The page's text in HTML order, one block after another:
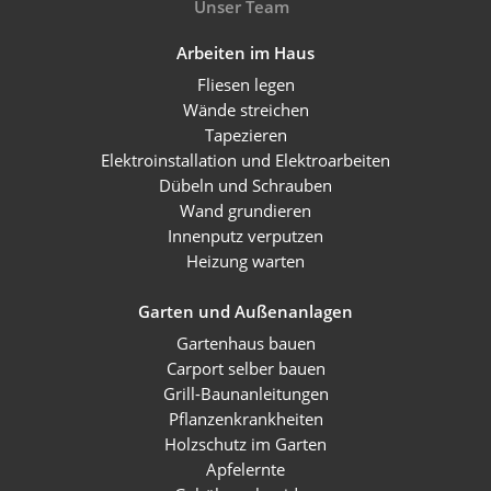
Unser Team
Arbeiten im Haus
Fliesen legen
Wände streichen
Tapezieren
Elektroinstallation und Elektroarbeiten
Dübeln und Schrauben
Wand grundieren
Innenputz verputzen
Heizung warten
Garten und Außenanlagen
Gartenhaus bauen
Carport selber bauen
Grill-Baunanleitungen
Pflanzenkrankheiten
Holzschutz im Garten
Apfelernte